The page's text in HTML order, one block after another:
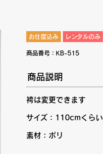
お仕度込み レンタルのみ
商品番号： KB-515
商品説明
袴は変更できます
サイズ：110cmくらい
素材：ポリ